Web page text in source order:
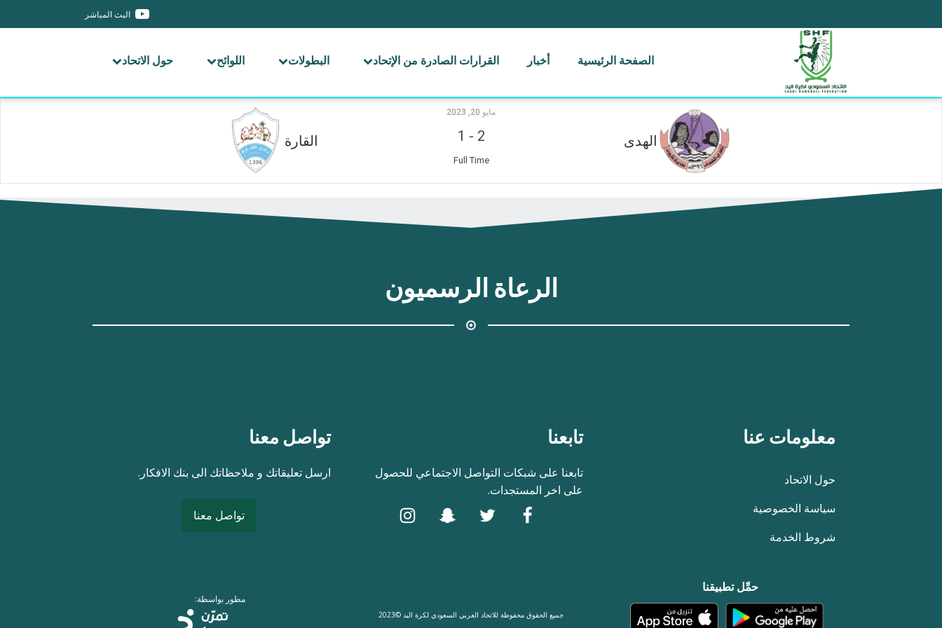
البث المباشر
الصفحة الرئيسية أخبار القرارات الصادرة من الإتحاد البطولات اللوائح حول الاتحاد
الهدى القارة
مايو 20, 2023
2
-
1
Full Time
الرعاة الرسميون
معلومات عنا
حول الاتحاد
سياسة الخصوصية
شروط الخدمة
تابعنا
تابعنا على شبكات التواصل الاجتماعي للحصول
على اخر المستجدات.
تواصل معنا
ارسل تعليقاتك و ملاحظاتك الى بنك الافكار.
تواصل معنا
حمِّل تطبيقنا
جميع الحقوق محفوظة للاتحاد العربي السعودي لكرة اليد ©2023
مطور بواسطة: